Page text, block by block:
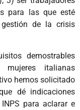
para las que esté
de la crisis
demostrables
mujeres italianas
hemos solicitado
dé indicaciones
para aclarar e